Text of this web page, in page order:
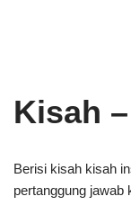
Kisah
Berisi kisah kisah
pertanggung jawab